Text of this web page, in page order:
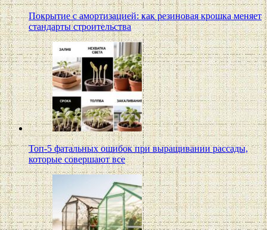
Покрытие с амортизацией: как резиновая крошка меняет
стандарты строительства
Топ-5 фатальных ошибок при выращивании рассады,
которые совершают все